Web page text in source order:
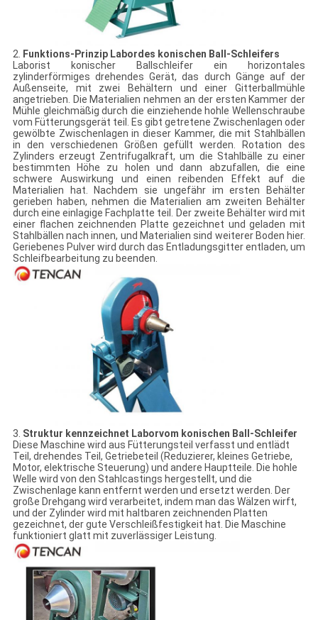
2.
Funktions-Prinzip Labordes konischen Ball-Schleifers
Laborist konischer Ballschleifer ein horizontales
zylinderförmiges drehendes Gerät, das durch Gänge auf der
Außenseite, mit zwei Behältern und einer Gitterballmühle
angetrieben. Die Materialien nehmen an der ersten Kammer der
Mühle gleichmäßig durch die einziehende hohle Wellenschraube
vom Fütterungsgerät teil. Es gibt getretene Zwischenlagen oder
gewölbte Zwischenlagen in dieser Kammer, die mit Stahlbällen
in den verschiedenen Größen gefüllt werden. Rotation des
Zylinders erzeugt Zentrifugalkraft, um die Stahlbälle zu einer
bestimmten Höhe zu holen und dann abzufallen, die eine
schwere Auswirkung und einen reibenden Effekt auf die
Materialien hat. Nachdem sie ungefähr im ersten Behälter
gerieben haben, nehmen die Materialien am zweiten Behälter
durch eine einlagige Fachplatte teil. Der zweite Behälter wird mit
einer flachen zeichnenden Platte gezeichnet und geladen mit
Stahlbällen nach innen, und Materialien sind weiterer Boden hier.
Geriebenes Pulver wird durch das Entladungsgitter entladen, um
Schleifbearbeitung zu beenden.
3. Struktur kennzeichnet Laborvom konischen Ball-Schleifer
Diese Maschine wird aus Fütterungsteil verfasst und entlädt
Teil, drehendes Teil, Getriebeteil (Reduzierer, kleines Getriebe,
Motor, elektrische Steuerung) und andere Hauptteile. Die hohle
Welle wird von den Stahlcastings hergestellt, und die
Zwischenlage kann entfernt werden und ersetzt werden. Der
große Drehgang wird verarbeitet, indem man das Wälzen wirft,
und der Zylinder wird mit haltbaren zeichnenden Platten
gezeichnet, der gute Verschleißfestigkeit hat. Die Maschine
funktioniert glatt mit zuverlässiger Leistung.